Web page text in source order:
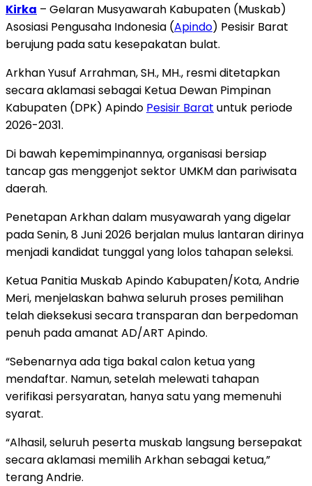
Kirka – Gelaran Musyawarah Kabupaten (Muskab)
Asosiasi Pengusaha Indonesia (Apindo) Pesisir Barat
berujung pada satu kesepakatan bulat.
Arkhan Yusuf Arrahman, SH., MH., resmi ditetapkan
secara aklamasi sebagai Ketua Dewan Pimpinan
Kabupaten (DPK) Apindo Pesisir Barat untuk periode
2026-2031.
Di bawah kepemimpinannya, organisasi bersiap
tancap gas menggenjot sektor UMKM dan pariwisata
daerah.
Penetapan Arkhan dalam musyawarah yang digelar
pada Senin, 8 Juni 2026 berjalan mulus lantaran dirinya
menjadi kandidat tunggal yang lolos tahapan seleksi.
Ketua Panitia Muskab Apindo Kabupaten/Kota, Andrie
Meri, menjelaskan bahwa seluruh proses pemilihan
telah dieksekusi secara transparan dan berpedoman
penuh pada amanat AD/ART Apindo.
“Sebenarnya ada tiga bakal calon ketua yang
mendaftar. Namun, setelah melewati tahapan
verifikasi persyaratan, hanya satu yang memenuhi
syarat.
“Alhasil, seluruh peserta muskab langsung bersepakat
secara aklamasi memilih Arkhan sebagai ketua,”
terang Andrie.